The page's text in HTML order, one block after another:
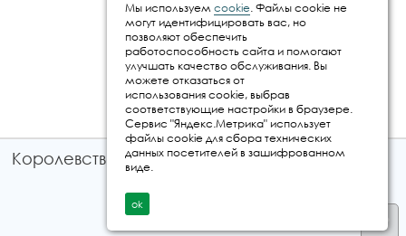
Королевство путешествий © 2026
Мы используем cookie. Файлы cookie не
могут идентифицировать вас, но
позволяют обеспечить
работоспособность сайта и помогают
улучшать качество обслуживания. Вы
можете отказаться от
использования cookie, выбрав
соответствующие настройки в браузере.
Сервис "Яндекс.Метрика" использует
файлы cookie для сбора технических
данных посетителей в зашифрованном
виде.
ok